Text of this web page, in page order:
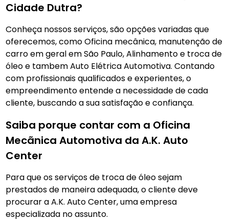
Cidade Dutra?
Conheça nossos serviços, são opções variadas que
oferecemos, como Oficina mecânica, manutenção de
carro em geral em São Paulo, Alinhamento e troca de
óleo e tambem Auto Elétrica Automotiva. Contando
com profissionais qualificados e experientes, o
empreendimento entende a necessidade de cada
cliente, buscando a sua satisfação e confiança.
Saiba porque contar com a Oficina
Mecãnica Automotiva da A.K. Auto
Center
Para que os serviços de troca de óleo sejam
prestados de maneira adequada, o cliente deve
procurar a A.K. Auto Center, uma empresa
especializada no assunto.